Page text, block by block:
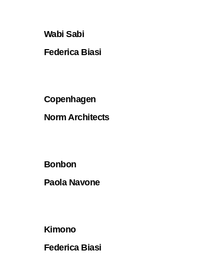
Wabi Sabi
Federica Biasi
Copenhagen
Norm Architects
Bonbon
Paola Navone
Kimono
Federica Biasi